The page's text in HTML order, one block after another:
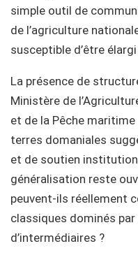
simple outil de
de l’agriculture
susceptible d’être élargi
La présence de
Ministère de
et de la Pêche maritime
terres domaniales
et de soutien
généralisation reste
peuvent-ils réellement
classiques dominés
d’intermédiaires ?